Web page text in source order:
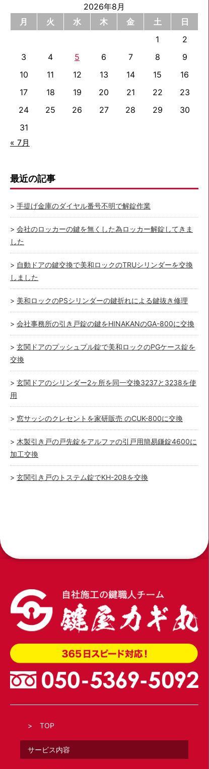
2026年8月
月
火 水 木 金 土
日
1
2
3
4 5 6 7 8
9
10
11 12 13 14 15
16
17
18 19 20 21 22
23
24
25 26 27 28 29
30
31
« 7月
最近の記事
手提げ金庫のダイヤル番号不明で解錠作業
会社のロッカーの鍵を無くした為ロッカー解錠してきま
した
自動ドアの鍵交換で美和ロックのTRUシリンダーを交換
しました
美和ロックのPSシリンダーの鍵折れによる鍵抜き修理
会社事務所の引き戸錠の鍵をHINAKANのGA-800に交換
玄関ドアのプッシュプル錠で美和ロックのPGケース錠を
交換
玄関ドアのシリンダー2ヶ所を同一交換3237と3238を使
用
窓サッシのクレセントを家研販売 のCUK-800に交換
木製引き戸の戸先錠をアルファの引戸用簡易鎌錠4600に
加工交換
玄関引き戸のトステム錠でKH-208を交換
TOP
サービス内容